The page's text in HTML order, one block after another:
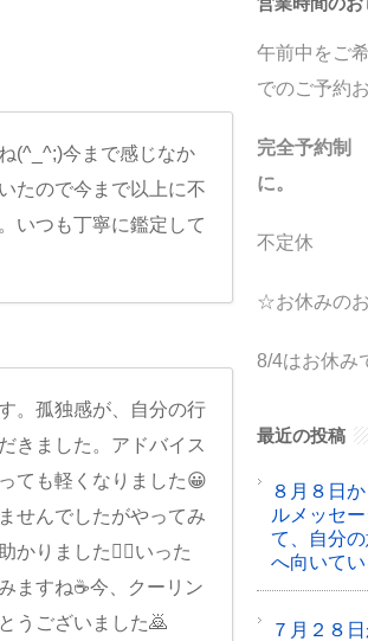
(^_^;)今まで感じなか
たので今まで以上に不
いつも丁寧に鑑定して
。孤独感が、自分の行
きました。アドバイス
ても軽くなりました😀
せんでしたがやってみ
かりました🙇‍♀️いった
ますね☕今、クーリン
うございました🙇
午前中をご
でのご予約
完全予約制
に。
不定休
☆お休みの
8/4はお休み
最近の投稿
８月８日
ルメッセ
て、自分
へ向いてい
７月２８